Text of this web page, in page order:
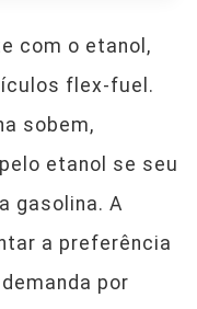
com o etanol,
flex-fuel.
sobem,
etanol se seu
gasolina. A
a preferência
por